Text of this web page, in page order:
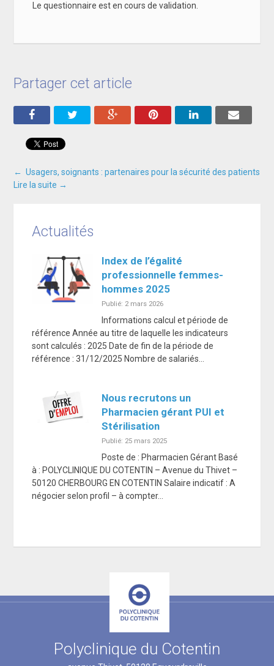
Le questionnaire est en cours de validation.
Partager cet article
Navigation
entre
les
articles
← Usagers, soignants : partenaires pour la sécurité des patients
Lire la suite →
Actualités
Index de l’égalité
professionnelle femmes-
hommes 2025
Publié: 2 mars 2026
Informations calcul et période de
référence Année au titre de laquelle les indicateurs
sont calculés : 2025 Date de fin de la période de
référence : 31/12/2025 Nombre de salariés…
Nous recrutons un
Pharmacien gérant PUI et
Stérilisation
Publié: 25 mars 2025
Poste de : Pharmacien Gérant Basé
à : POLYCLINIQUE DU COTENTIN – Avenue du Thivet –
50120 CHERBOURG EN COTENTIN Salaire indicatif : A
négocier selon profil – à compter…
Polyclinique du Cotentin